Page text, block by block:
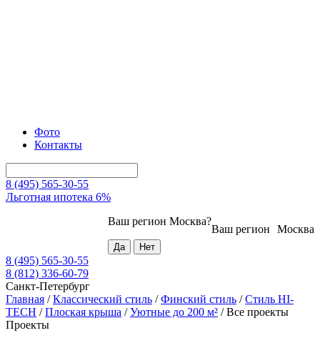
Фото
Контакты
8 (495) 565-30-55
Льготная ипотека 6%
Москва
Ваш регион
Ваш регион Москва?
8 (495) 565-30-55
8 (812) 336-60-79
Санкт-Петербург
Главная /Классический стиль /Финский стиль /Стиль HI-
TECH /Плоская крыша /Уютные до 200 м² /Все проекты
Проекты